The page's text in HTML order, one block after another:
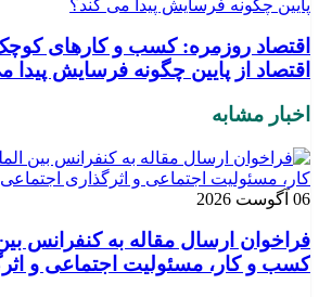
اقتصاد روزمره: کسب‌ و کارهای کوچک
اقتصاد از پایین چگونه فرسایش پیدا
اخبار مشابه
06 آگوست 2026
فراخوان ارسال مقاله به کنفرانس
کسب و کار، مسئولیت اجتماعی و